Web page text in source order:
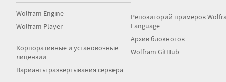
Wolfram Engine
Wolfram Player
Корпоративные и установочные
лицензии
Варианты развертывания сервера
Репозиторий примеров
Language
Архив блокнотов
Wolfram GitHub